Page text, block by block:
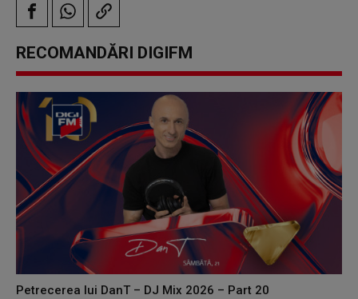
RECOMANDĂRI DIGIFM
Petrecerea lui DanT – DJ Mix 2026 – Part 20